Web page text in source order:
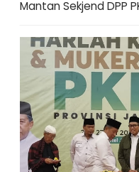
Mantan Sekjend DPP